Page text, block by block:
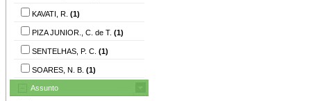
KAVATI, R. (1)
PIZA JUNIOR., C. de T. (1)
SENTELHAS, P. C. (1)
SOARES, N. B. (1)
Assunto